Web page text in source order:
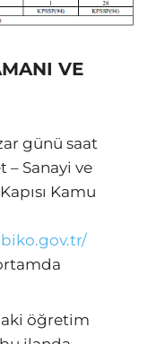
VE
günü saat
– Sanayi ve
Kamu
öğretim